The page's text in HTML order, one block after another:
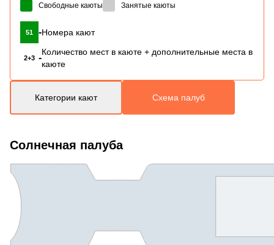
Свободные каюты Занятые каюты
51 -Номера кают
2+3 -
Количество мест в каюте + дополнительные места в
каюте
Категории кают Схема палуб
Солнечная палуба